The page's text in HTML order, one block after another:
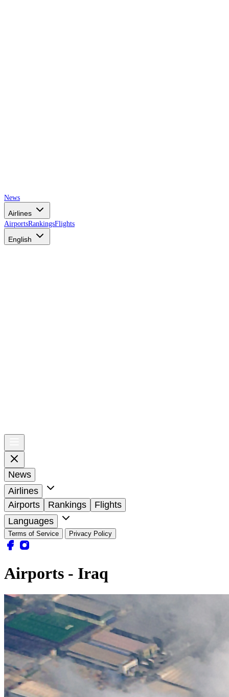
News
Airlines
AirportsRankingsFlights
English
News
Airlines
Airports
Rankings
Flights
Languages
Terms of Service Privacy Policy
Airports - Iraq